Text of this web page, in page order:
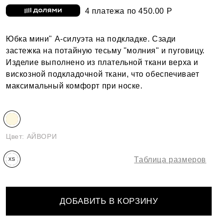
4 платежа по 450.00 Р
Юбка мини" А-силуэта на подкладке. Сзади
застежка на потайную тесьму "молния" и пуговицу.
Изделие выполнено из плательной ткани верха и
вискозной подкладочной ткани, что обеспечивает
максимальный комфорт при носке.
Цвет: АЙВОРИ
XS Таблица размеров
ДОБАВИТЬ В КОРЗИНУ